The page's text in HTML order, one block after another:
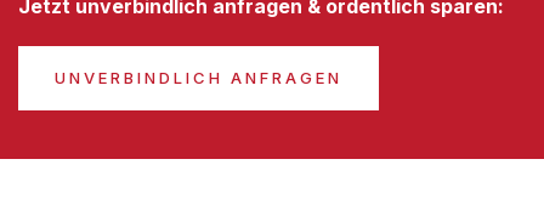
Jetzt unverbindlich anfragen & ordentlich sparen:
UNVERBINDLICH ANFRAGEN